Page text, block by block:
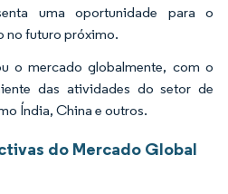
uma oportunidade para o
no futuro próximo.
o mercado globalmente, com o
das atividades do setor de
Índia, China e outros.
do Mercado Global